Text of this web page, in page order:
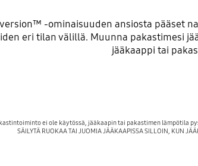
-ominaisuuden ansiosta pääset
eri tilan välillä. Muunna pakastimesi
jääkaappi tai
ei ole käytössä, jääkaapin tai pakastimen lämpötila
SÄILYTÄ RUOKAA TAI JUOMIA JÄÄKAAPISSA SILLOIN, KUN